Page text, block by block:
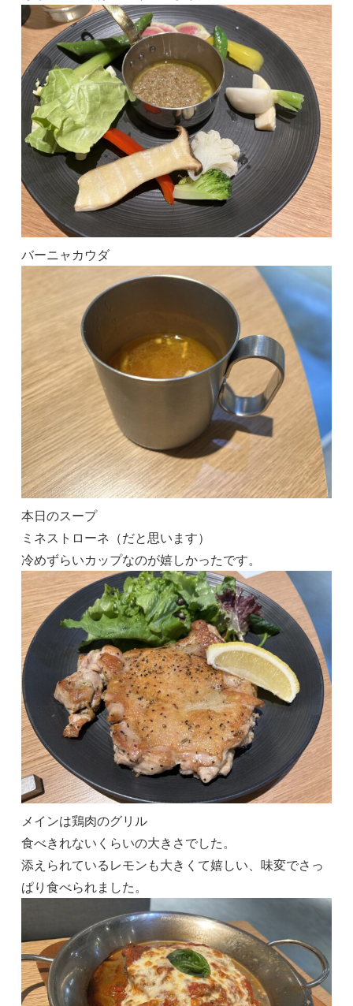
バーニャカウダ
本日のスープ
ミネストローネ（だと思います）
冷めずらいカップなのが嬉しかったです。
メインは鶏肉のグリル
食べきれないくらいの大きさでした。
添えられているレモンも大きくて嬉しい、味変でさっ
ぱり食べられました。